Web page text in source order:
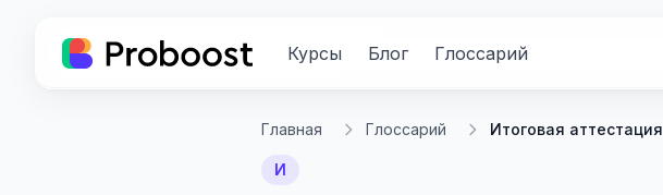
Курсы Блог Глоссарий
Главная Глоссарий Итоговая аттестация
И